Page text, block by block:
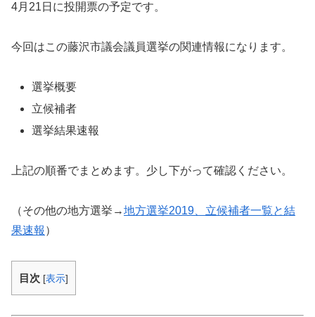
4月21日に投開票の予定です。
今回はこの藤沢市議会議員選挙の関連情報になります。
選挙概要
立候補者
選挙結果速報
上記の順番でまとめます。少し下がって確認ください。
（その他の地方選挙→地方選挙2019、立候補者一覧と結
果速報 ）
目次 [表示]